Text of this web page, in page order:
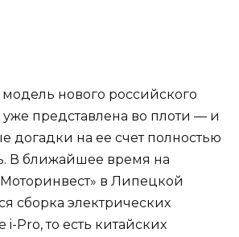
нового российского
представлена во плоти — и
догадки на ее счет полностью
В ближайшее время на
в Липецкой
сборка электрических
Pro, то есть китайских